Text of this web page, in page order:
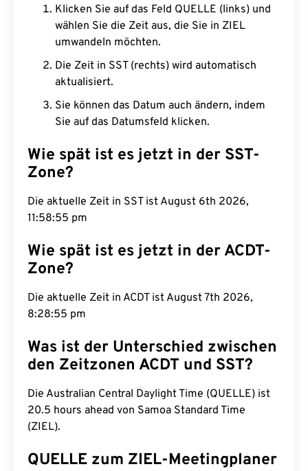
Klicken Sie auf das Feld QUELLE (links) und
wählen Sie die Zeit aus, die Sie in ZIEL
umwandeln möchten.
Die Zeit in SST (rechts) wird automatisch
aktualisiert.
Sie können das Datum auch ändern, indem
Sie auf das Datumsfeld klicken.
Wie spät ist es jetzt in der SST-
Zone?
Die aktuelle Zeit in SST ist August 6th 2026,
11:58:56 pm
Wie spät ist es jetzt in der ACDT-
Zone?
Die aktuelle Zeit in ACDT ist August 7th 2026,
8:28:56 pm
Was ist der Unterschied zwischen
den Zeitzonen ACDT und SST?
Die Australian Central Daylight Time (QUELLE) ist
20.5 hours ahead von Samoa Standard Time
(ZIEL).
QUELLE zum ZIEL-Meetingplaner